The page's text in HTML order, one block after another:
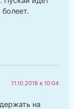
11.10.2018 в 10:04
на